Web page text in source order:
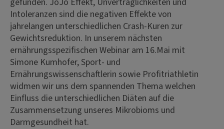
Intoleranzen sind die negativen Effekte von
jahrelangen unterschiedlichen Crash-Kuren zur
Gewichtsreduktion. In unserem nächsten
ernährungsspezifischen Webinar am 16.Mai mit
Simone Kumhofer, Sport- und
Ernährungswissenschaftlerin sowie Profitriathletin
widmen wir uns dem spannenden Thema welchen
Einfluss die unterschiedlichen Diäten auf die
Zusammensetzung unseres Mikrobioms und
Darmgesundheit hat.